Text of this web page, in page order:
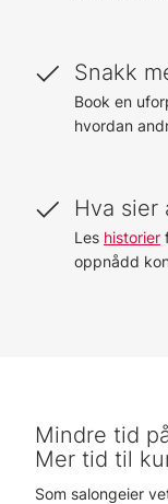
Snakk
Book en
hvordan
Hva sier
Les historier
oppnådd
Mindre tid
Mer tid til
Som salongeier